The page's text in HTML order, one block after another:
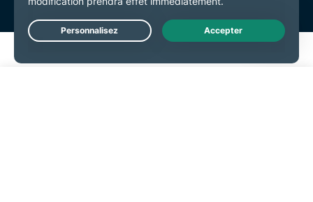
Live Chat